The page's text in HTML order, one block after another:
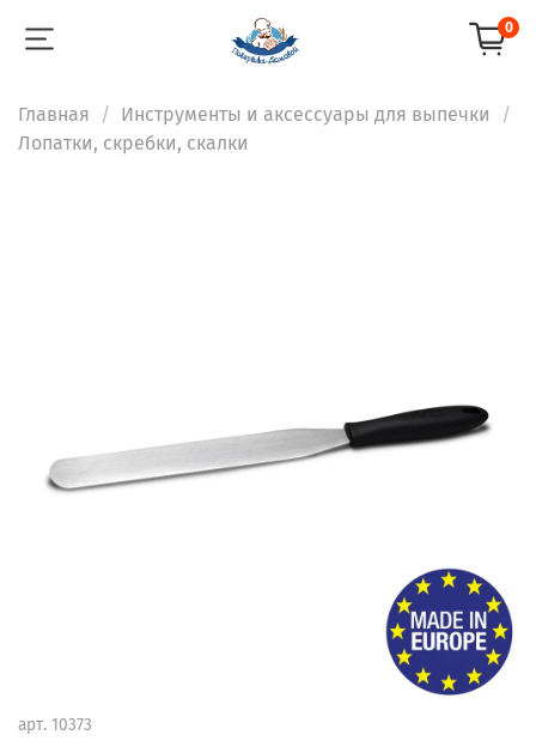
0
Главная
Инструменты и аксессуары для выпечки
Лопатки, скребки, скалки
арт. 10373